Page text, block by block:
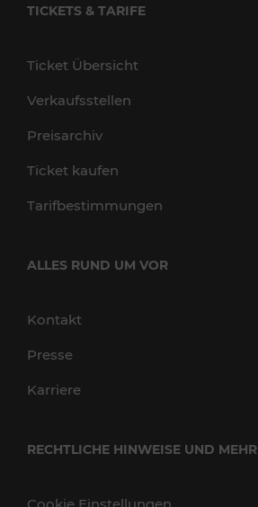
TICKETS & TARIFE
Ticket Übersicht
Verkaufsstellen
Preisarchiv
Ticket kaufen
Tarifbestimmungen
ALLES RUND UM VOR
Kontakt
Presse
Karriere
RECHTLICHE HINWEISE UND MEHR